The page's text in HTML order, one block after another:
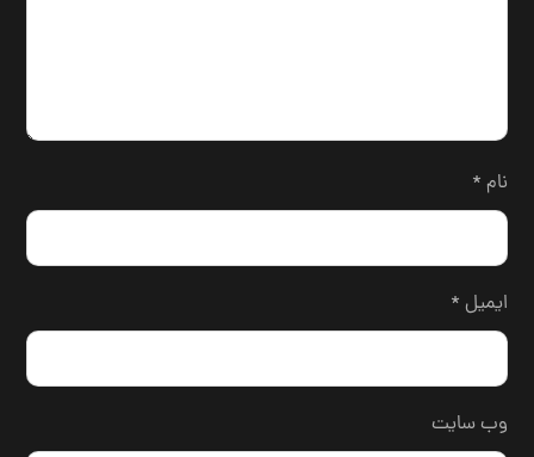
نام *
ایمیل *
وب‌ سایت